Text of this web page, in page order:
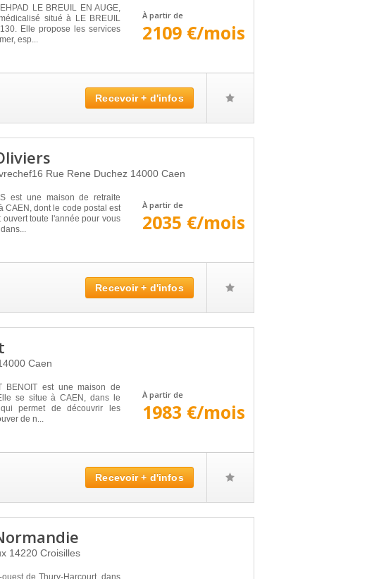
LE BREUIL EN AUGE,
situé à LE BREUIL
Elle propose les services
esp...
À partir de
2109 €/mois
Recevoir + d'infos
Rue Rene Duchez 14000 Caen
est une maison de retraite
CAEN, dont le code postal est
ouvert toute l'année pour vous
À partir de
2035 €/mois
Recevoir + d'infos
Caen
BENOIT est une maison de
se situe à CAEN, dans le
permet de découvrir les
de n...
À partir de
1983 €/mois
Recevoir + d'infos
14220 Croisilles
de Thury-Harcourt, dans